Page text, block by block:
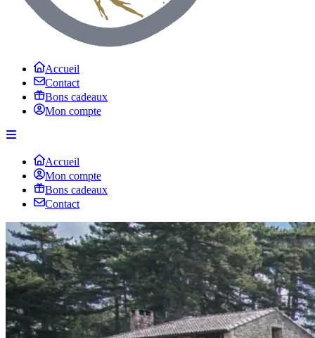
Accueil
Contact
Bons cadeaux
Mon compte
Accueil
Mon compte
Bons cadeaux
Contact